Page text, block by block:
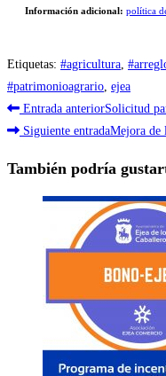
Información adicional: política
Etiquetas: #agricultura
#patrimonioagrario ejea
Leer
más
artículos
Entrada anteriorSolicitud
Siguiente entradaMejora de
También podría